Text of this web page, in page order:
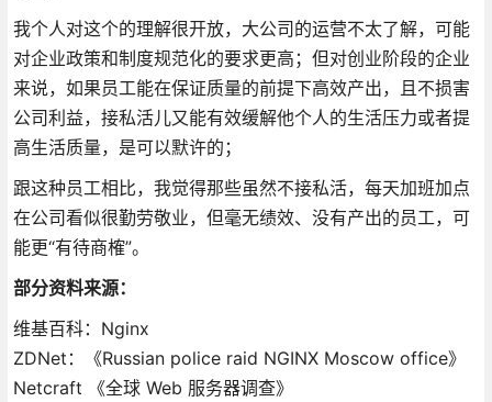
我个人对这个的理解很开放，大公司的运营不太了解，可能
对企业政策和制度规范化的要求更高；但对创业阶段的企业
来说，如果员工能在保证质量的前提下高效产出，且不损害
公司利益，接私活儿又能有效缓解他个人的生活压力或者提
高生活质量，是可以默许的；
跟这种员工相比，我觉得那些虽然不接私活，每天加班加点
在公司看似很勤劳敬业，但毫无绩效、没有产出的员工，可
能更“有待商榷”。
部分资料来源：
维基百科：Nginx
ZDNet：《Russian police raid NGINX Moscow office》
Netcraft 《全球 Web 服务器调查》